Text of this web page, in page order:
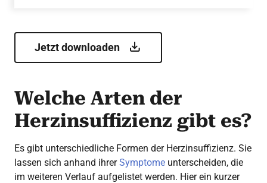
Jetzt downloaden
Welche Arten der
Herzinsuffizienz gibt es?
Es gibt unterschiedliche Formen der Herzinsuffizienz. Sie
lassen sich anhand ihrerSymptome unterscheiden, die
im weiteren Verlauf aufgelistet werden. Hier ein kurzer